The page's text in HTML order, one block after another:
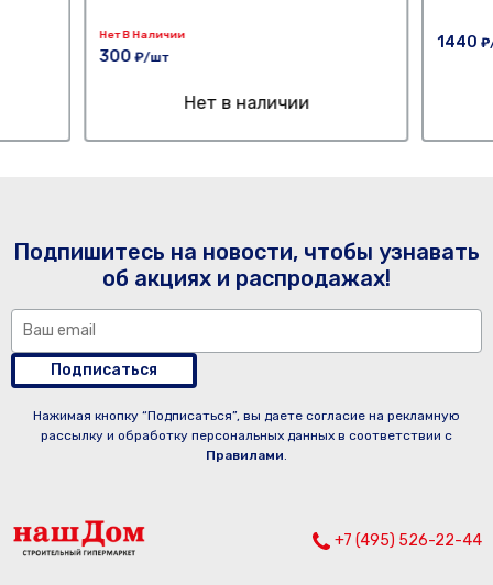
Нет В Наличии
300 ₽/шт
Нет в наличии
1440
Подпишитесь на новости, чтобы узнавать
об акциях и распродажах!
Подписаться
Нажимая кнопку “Подписаться”, вы даете согласие на рекламную
рассылку и обработку персональных данных в соответствии с
Правилами.
+7 (495) 526-22-44